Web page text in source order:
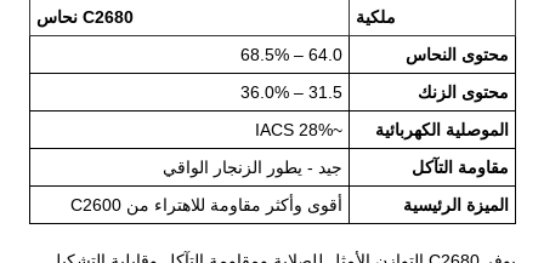
ملكية
C2680 نحاس
محتوى النحاس
64.0 – 68.5%
محتوى الزنك
31.5 – 36.0%
الموصلية الكهربائية
~28% IACS
مقاومة التآكل
جيد - يطور الزنجار الواقي
الميزة الرئيسية
أقوى وأكثر مقاومة للاهتراء من C2600